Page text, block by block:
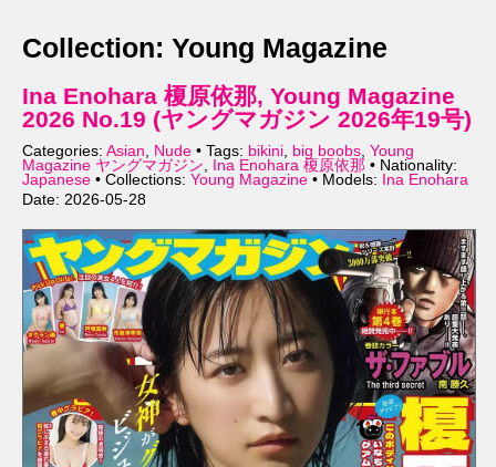
Collection: Young Magazine
Ina Enohara 榎原依那, Young Magazine
2026 No.19 (ヤングマガジン 2026年19号)
Categories: Asian, Nude • Tags: bikini, big boobs, Young
Magazine ヤングマガジン, Ina Enohara 榎原依那 • Nationality:
Japanese • Collections: Young Magazine • Models:
Ina Enohara
Date: 2026-05-28